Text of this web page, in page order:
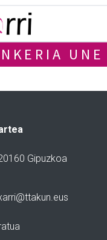
UNE
Gipuzkoa